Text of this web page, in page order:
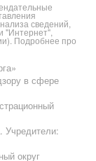
сведений,
"Интернет",
Подробнее про
в сфере
Учредители:
округ